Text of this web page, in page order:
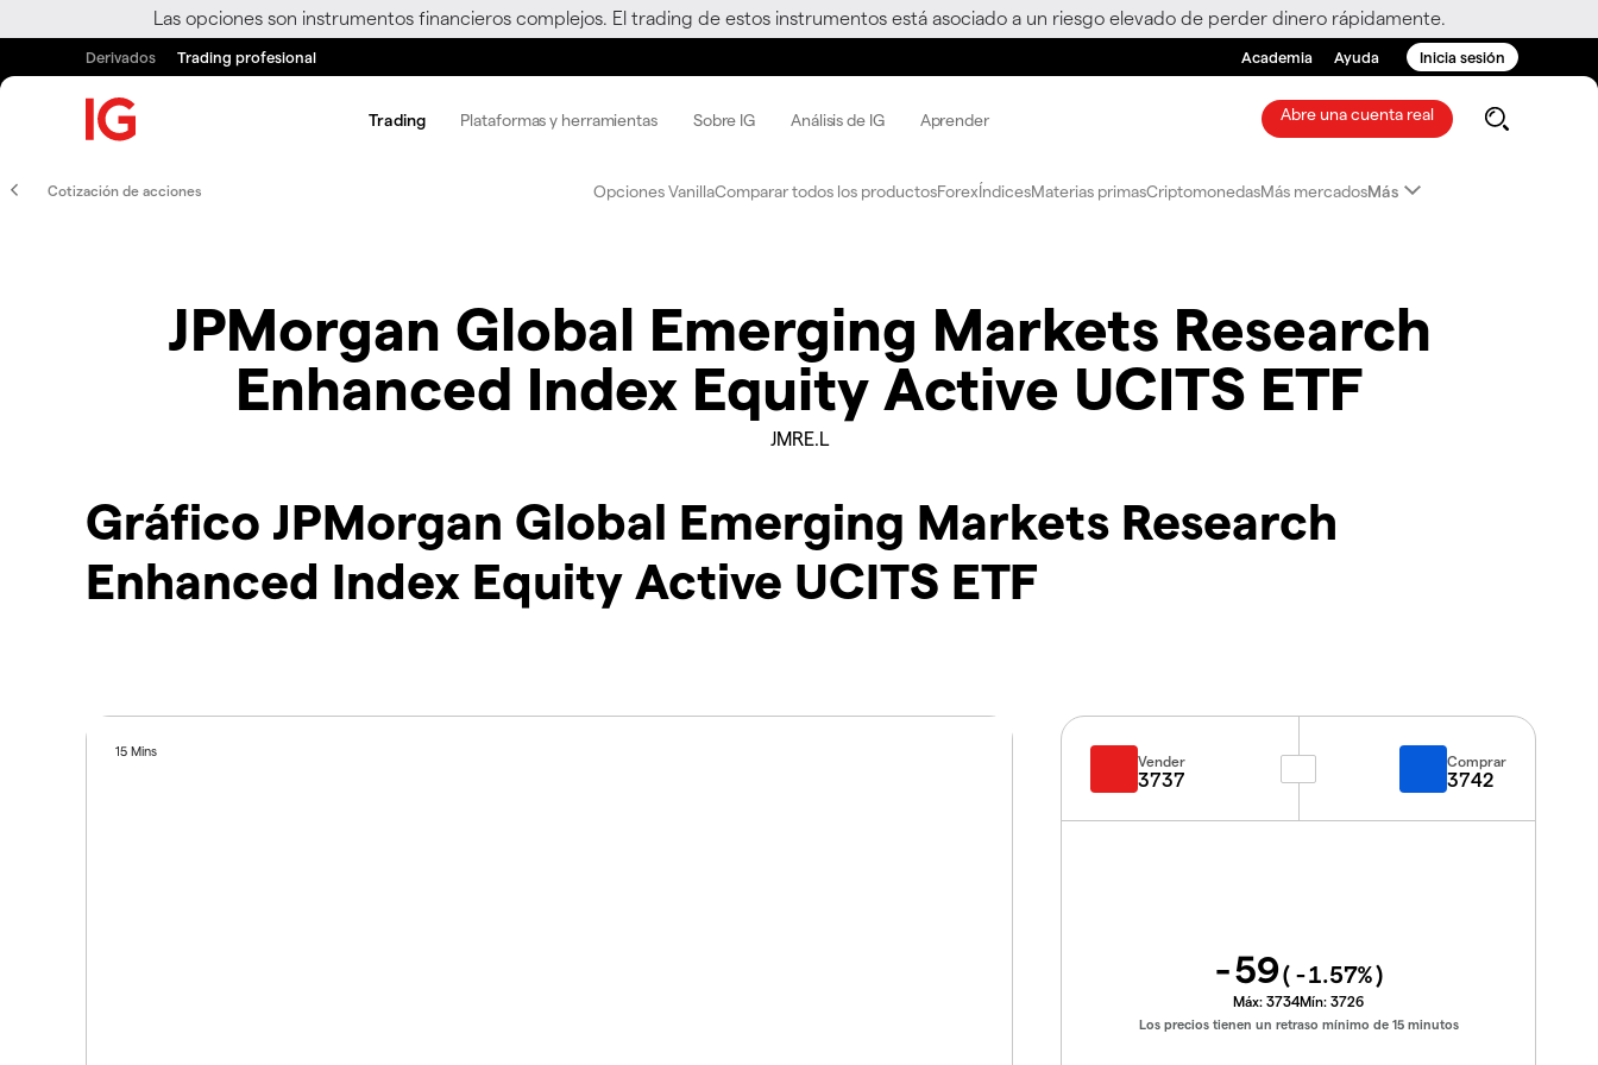
Las opciones son instrumentos financieros complejos. El trading de estos instrumentos está asociado a un riesgo elevado de perder dinero rápidamente.
Derivados Trading profesional Academia Ayuda Inicia sesión
Trading Plataformas y herramientas Sobre IG Análisis de IG Aprender Abre una cuenta real
Cotización de acciones Opciones VanillaComparar todos los productosForexÍndicesMaterias primasCriptomonedasMás mercadosMás
JPMorgan Global Emerging Markets Research
Enhanced Index Equity Active UCITS ETF
JMRE.L
Gráfico JPMorgan Global Emerging Markets Research
Enhanced Index Equity Active UCITS ETF
15 Mins
Vender
3737
Comprar
3742
-59( -1.57%)
Máx: 3734Mín: 3726
Los precios tienen un retraso mínimo de 15 minutos